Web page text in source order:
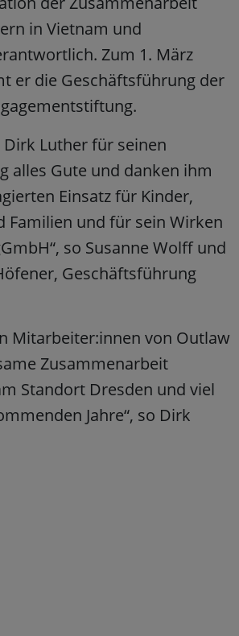
in Vietnam und
Zum 1. März
er die Geschäftsführung der
Dirk Luther für seinen
alles Gute und danken ihm
Einsatz für Kinder,
Familien und für sein Wirken
so Susanne Wolff und
Geschäftsführung
Mitarbeiter:innen von Outlaw
Zusammenarbeit
Standort Dresden und viel
Jahre“, so Dirk